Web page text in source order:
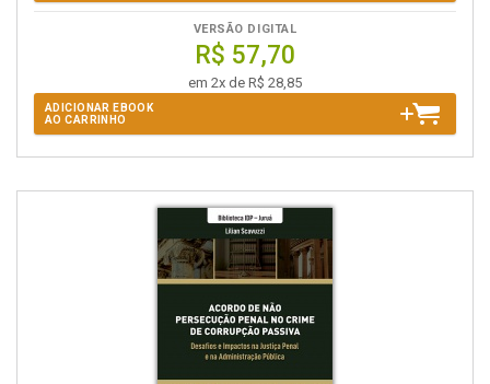
VERSÃO DIGITAL
R$ 57,70
em 2x de R$ 28,85
ADICIONAR EBOOK
AO CARRINHO